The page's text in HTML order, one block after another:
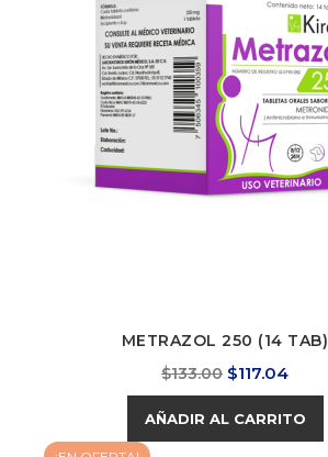
METRAZOL 250 (14 TAB)
Precio
base
$133.00 Precio
$117.04
AÑADIR AL CARRITO